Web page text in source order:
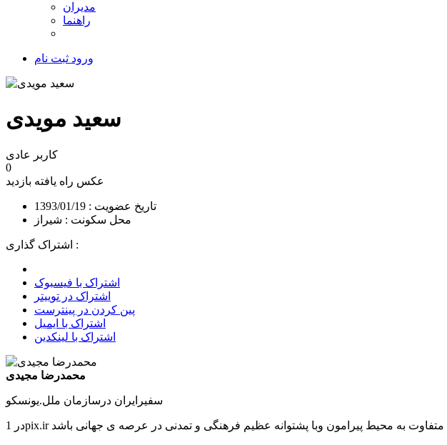
مدیران
راهنما
ورود ثبت نام
سعید مویدی
کاربر عادی
0
عکس راه یافته بازدید
تاریخ عضویت : 1393/01/19
محل سکونت : شیراز
اشتراک گذاری :
اشتراک با فیسبوک
اشتراک در توییتر
پین کردن در پینترست
اشتراک با ایمیل
اشتراک با لینکدین
محمدرضا مجیدی
سفیرایران درسازمان ملل.یونسکو